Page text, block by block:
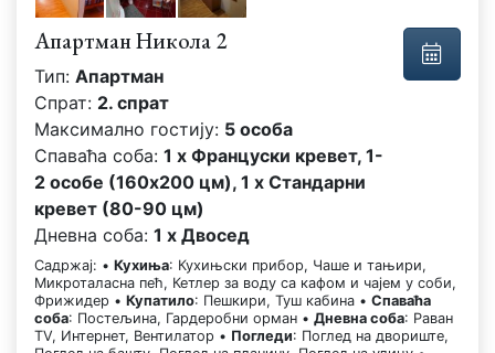
Апартман Никола 2
Тип: Апартман
Спрат: 2. спрат
Максимално гостију: 5 особа
Спаваћа соба: 1 x Француски кревет, 1-
2 особе (160x200 цм), 1 x Стандарни
кревет (80-90 цм)
Дневна соба: 1 x Двосед
Садржај: • Кухиња: Кухињски прибор, Чаше и тањири,
Микроталасна пећ, Кетлер за воду са кафом и чајем у соби,
Фрижидер • Купатило: Пешкири, Туш кабина • Спаваћа
соба: Постељина, Гардеробни орман • Дневна соба: Раван
TV, Интернет, Вентилатор • Погледи: Поглед на двориште,